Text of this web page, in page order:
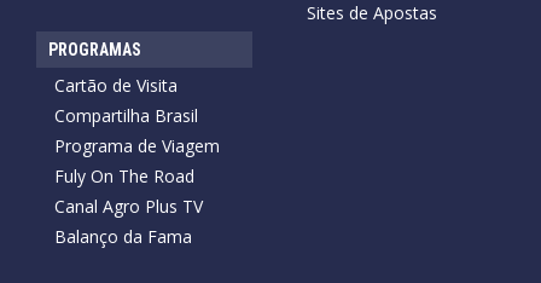
Sites de Apostas
PROGRAMAS
Cartão de Visita
Compartilha Brasil
Programa de Viagem
Fuly On The Road
Canal Agro Plus TV
Balanço da Fama